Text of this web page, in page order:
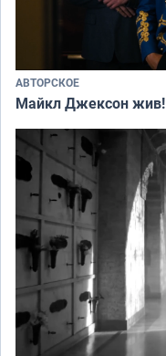
АВТОРСКОЕ
Майкл Джексон жив!